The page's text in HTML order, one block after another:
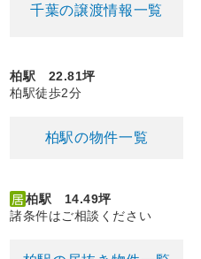
千葉の譲渡情報一覧
柏駅 22.81坪
柏駅徒歩2分
柏駅の物件一覧
柏駅 14.49坪
諸条件はご相談ください